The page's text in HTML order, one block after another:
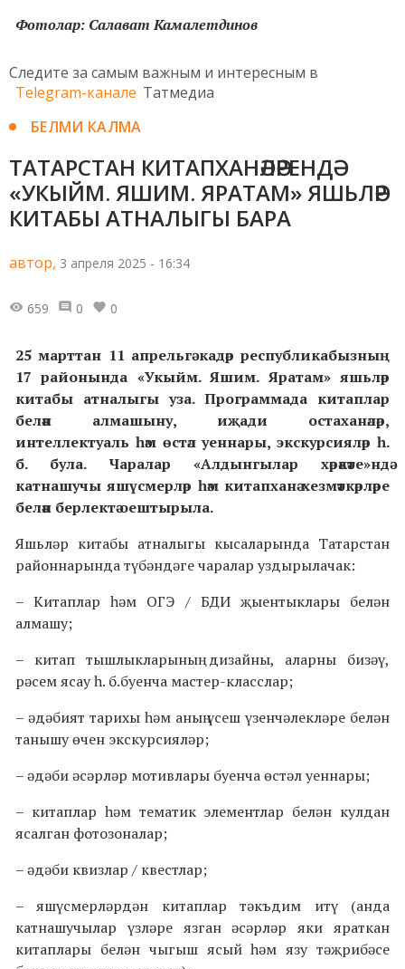
Фотолар: Салават Камалетдинов
Следите за самым важным и интересным в
Telegram-канале Татмедиа
БЕЛМИ КАЛМА
ТАТАРСТАН КИТАПХАНӘЛӘРЕНДӘ
«УКЫЙМ. ЯШИМ. ЯРАТАМ» ЯШЬЛӘР
КИТАБЫ АТНАЛЫГЫ БАРА
автор, 3 апреля 2025 - 16:34
659 0 0
25 марттан 11 апрельгә кадәр республикабызның
17 районында «Укыйм. Яшим. Яратам» яшьләр
китабы атналыгы уза. Программада китаплар
белән алмашыну, иҗади остаханәләр,
интеллектуаль һәм өстәл уеннары, экскурсияләр һ.
б. була. Чаралар «Алдынгылар хәрәкәте»ндә
катнашучы яшүсмерләр һәм китапханә хезмәткәрләре
белән берлектә оештырыла.
Яшьләр китабы атналыгы кысаларында Татарстан
районнарында түбәндәге чаралар уздырылачак:
– Китаплар һәм ОГЭ / БДИ җыентыклары белән
алмашу;
– китап тышлыкларының дизайны, аларны бизәү,
рәсем ясау һ. б.буенча мастер-класслар;
– әдәбият тарихы һәм аның үсеш үзенчәлекләре белән
танышу өчен экскурсияләр;
– әдәби әсәрләр мотивлары буенча өстәл уеннары;
– китаплар һәм тематик элементлар белән кулдан
ясалган фотозоналар;
– әдәби квизлар / квестлар;
– яшүсмерләрдән китаплар тәкъдим итү (анда
катнашучылар үзләре язган әсәрләр яки яраткан
китаплары белән чыгыш ясый һәм язу тәҗрибәсе